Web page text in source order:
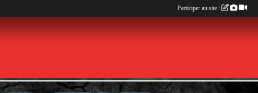
Participer au site :